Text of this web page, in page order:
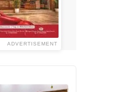
ADVERTISEMENT